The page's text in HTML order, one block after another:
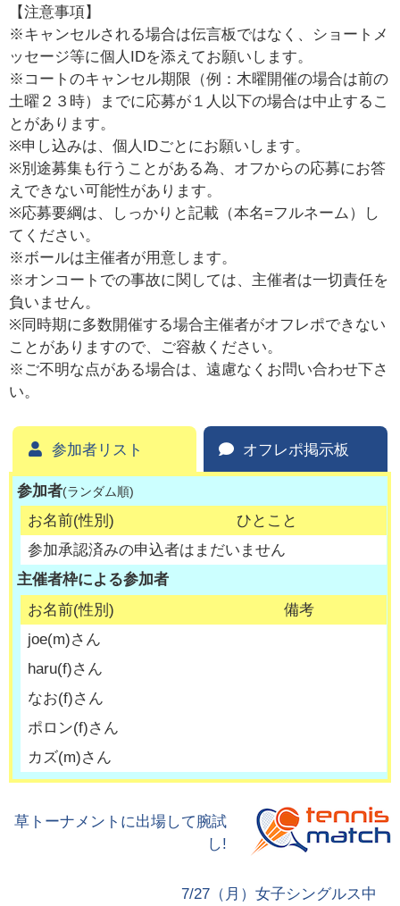
【注意事項】
※キャンセルされる場合は伝言板ではなく、ショートメ
ッセージ等に個人IDを添えてお願いします。
※コートのキャンセル期限（例：木曜開催の場合は前の
土曜２３時）までに応募が１人以下の場合は中止するこ
とがあります。
※申し込みは、個人IDごとにお願いします。
※別途募集も行うことがある為、オフからの応募にお答
えできない可能性があります。
※応募要綱は、しっかりと記載（本名=フルネーム）し
てください。
※ボールは主催者が用意します。
※オンコートでの事故に関しては、主催者は一切責任を
負いません。
※同時期に多数開催する場合主催者がオフレポできない
ことがありますので、ご容赦ください。
※ご不明な点がある場合は、遠慮なくお問い合わせ下さ
い。
参加者リスト オフレポ掲示板
参加者(ランダム順)
お名前(性別)
ひとこと
参加承認済みの申込者はまだいません
主催者枠による参加者
お名前(性別)
備考
joe(m)さん
haru(f)さん
なお(f)さん
ポロン(f)さん
カズ(m)さん
草トーナメントに出場して腕試
し!
7/27（月）女子シングルス中